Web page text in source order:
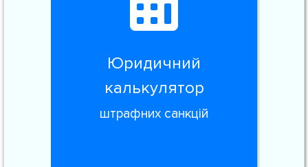
Юридичний
калькулятор
штрафних санкцій